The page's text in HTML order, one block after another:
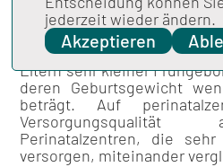
Berlin, 2. Dezember
perinatalzentren.org
Eltern sehr kleiner
deren Geburtsgewicht
beträgt. Auf
Perinatalzentren, die
versorgen, miteinander
jederzeit wieder ändern.
Akzeptieren